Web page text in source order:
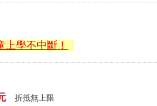
學不中斷！
折抵無上限